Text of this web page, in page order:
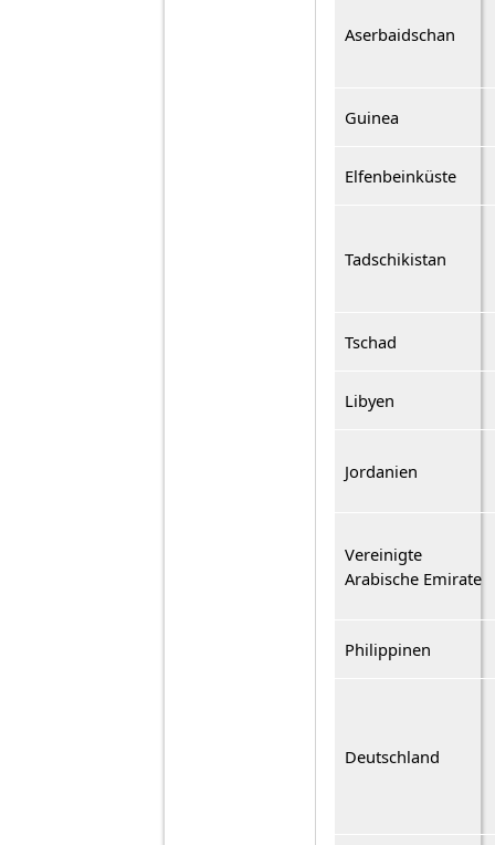
Aserbaidschan
Guinea
Elfenbeinküste
Tadschikistan
Tschad
Libyen
Jordanien
Vereinigte
Arabische Emirate
Philippinen
Deutschland